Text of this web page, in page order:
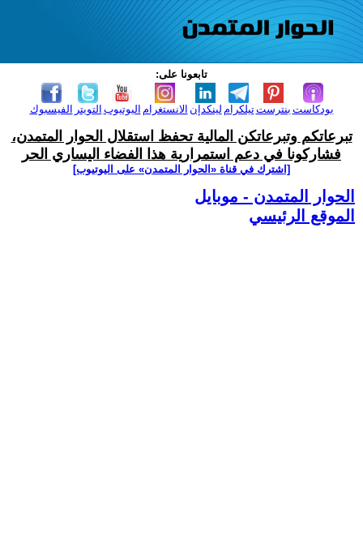
تابعونا على:
الفيسبوك التويتر اليوتيوب الانستغرام لينكدإن تيلكرامبنترست بودكاست
تبرعاتكم وتبرعاتكن المالية تحفظ استقلال الحوار المتمدن،
فشاركونا في دعم استمرارية هذا الفضاء اليساري الحر
[اشترك في قناة ‫«الحوار المتمدن» على اليوتيوب]
الحوار المتمدن - موبايل
الموقع الرئيسي